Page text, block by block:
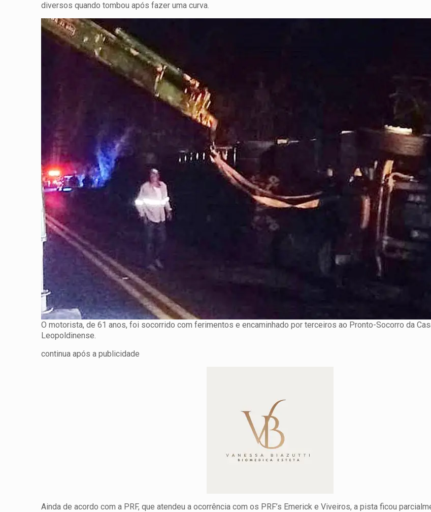
diversos quando tombou após fazer uma curva.
O motorista, de 61 anos, foi socorrido com ferimentos e encaminhado por terceiros ao Pronto-Socorro da
Leopoldinense.
continua após a publicidade
Ainda de acordo com a PRF, que atendeu a ocorrência com os PRF’s Emerick e Viveiros, a pista ficou